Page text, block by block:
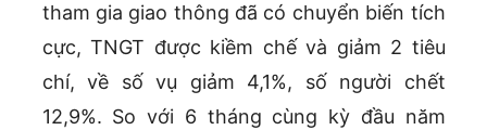
tham gia giao thông đã có chuyển biến tích
cực, TNGT được kiềm chế và giảm 2 tiêu
chí, về số vụ giảm 4,1%, số người chết
12,9%. So với 6 tháng cùng kỳ đầu năm